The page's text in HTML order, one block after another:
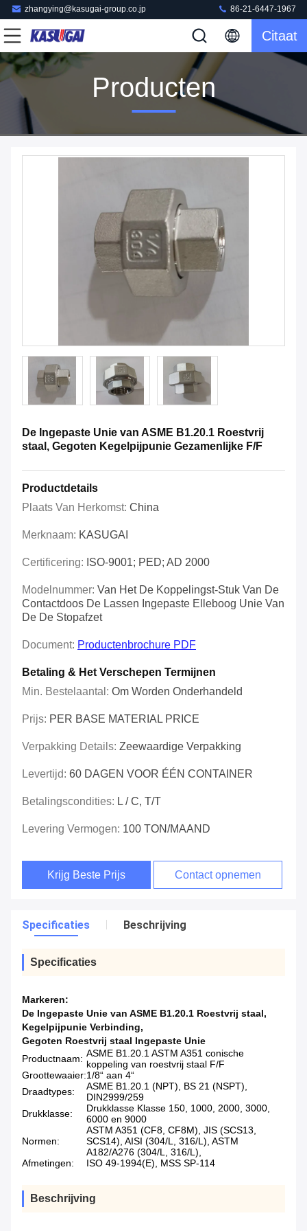
zhangying@kasugai-group.co.jp 86-21-6447-1967
Citaat
Producten
De Ingepaste Unie van ASME B1.20.1 Roestvrij
staal, Gegoten Kegelpijpunie Gezamenlijke F/F
Productdetails
Plaats Van Herkomst: China
Merknaam: KASUGAI
Certificering: ISO-9001; PED; AD 2000
Modelnummer: Van Het De Koppelingst-Stuk Van De
Contactdoos De Lassen Ingepaste Elleboog Unie Van
De De Stopafzet
Document: Productenbrochure PDF
Betaling & Het Verschepen Termijnen
Min. Bestelaantal: Om Worden Onderhandeld
Prijs: PER BASE MATERIAL PRICE
Verpakking Details: Zeewaardige Verpakking
Levertijd: 60 DAGEN VOOR ÉÉN CONTAINER
Betalingscondities: L / C, T/T
Levering Vermogen: 100 TON/MAAND
Krijg Beste Prijs Contact opnemen
Specificaties Beschrijving
Specificaties
Markeren:
De Ingepaste Unie van ASME B1.20.1 Roestvrij staal,
Kegelpijpunie Verbinding,
Gegoten Roestvrij staal Ingepaste Unie
Productnaam: ASME B1.20.1 ASTM A351 conische
koppeling van roestvrij staal F/F
Groottewaaier:1/8“ aan 4“
Draadtypes:
ASME B1.20.1 (NPT), BS 21 (NSPT),
DIN2999/259
Drukklasse:
Drukklasse Klasse 150, 1000, 2000, 3000,
6000 en 9000
Normen:
ASTM A351 (CF8, CF8M), JIS (SCS13,
SCS14), AISI (304/L, 316/L), ASTM
A182/A276 (304/L, 316/L),
Afmetingen:
ISO 49-1994(E), MSS SP-114
Beschrijving